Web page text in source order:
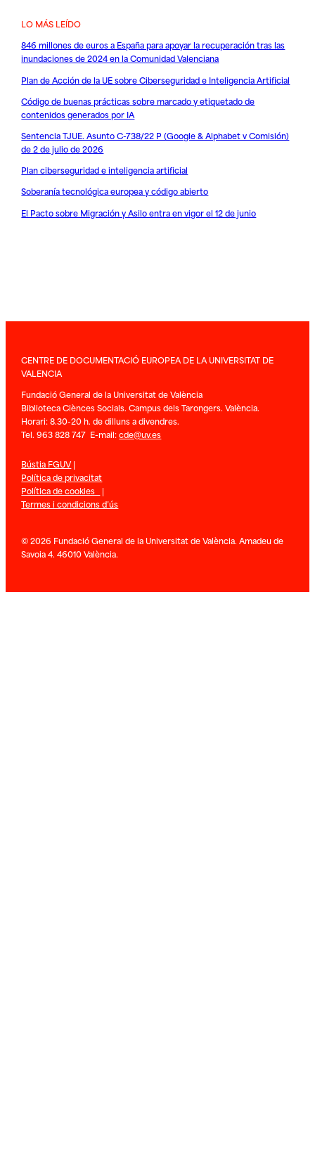
LO MÁS LEÍDO
846 millones de euros a España para apoyar la recuperación tras las
inundaciones de 2024 en la Comunidad Valenciana
Plan de Acción de la UE sobre Ciberseguridad e Inteligencia Artificial
Código de buenas prácticas sobre marcado y etiquetado de
contenidos generados por IA
Sentencia TJUE. Asunto C-738/22 P (Google & Alphabet v Comisión)
de 2 de julio de 2026
Plan ciberseguridad e inteligencia artificial
Soberanía tecnológica europea y código abierto
El Pacto sobre Migración y Asilo entra en vigor el 12 de junio
CENTRE DE DOCUMENTACIÓ EUROPEA DE LA UNIVERSITAT DE
VALENCIA
Fundació General de la Universitat de València
Biblioteca Ciènces Socials. Campus dels Tarongers. València.
Horari: 8.30-20 h. de dilluns a divendres.
Tel. 963 828 747 E-mail:cde@uv.es
Bústia FGUV|
Política de privacitat
Política de cookies |
Termes i condicions d’ús
© 2026 Fundació General de la Universitat de València. Amadeu de
Savoia 4. 46010 València.